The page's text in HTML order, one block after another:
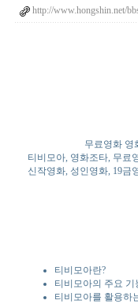
http://www.hongshin.net/
무료영화 영
티비모아, 영화조타, 무료
신작영화, 성인영화, 19금
티비모아란?
티비모아의 주요 기
티비모아를 활용하